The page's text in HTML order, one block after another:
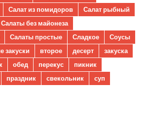
Салат из помидоров
Салат рыбный
Салаты без майонеза
Салаты простые Сладкое
Соусы
закуски второе десерт
закуска
обед перекус
пикник
праздник свекольник суп